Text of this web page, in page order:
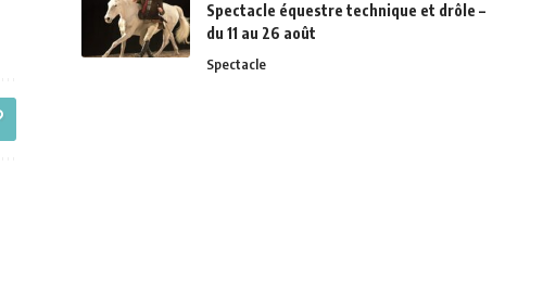
Spectacle équestre technique et drôle –
du 11 au 26 août
Spectacle